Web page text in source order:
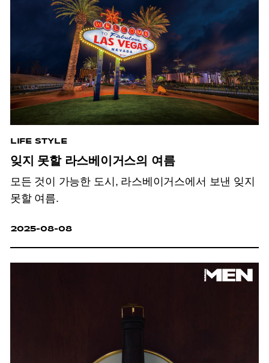
LIFE STYLE
잊지 못할 라스베이거스의 여름
모든 것이 가능한 도시, 라스베이거스에서 보낸 잊지
못할 여름.
2025-08-08